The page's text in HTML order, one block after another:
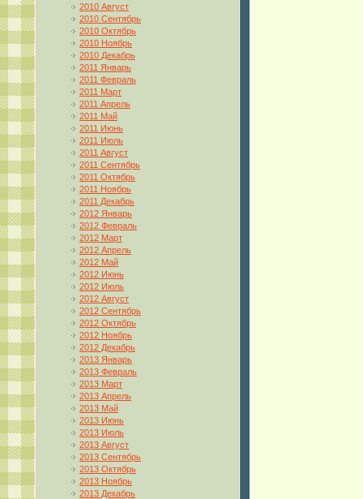
2010 Август
2010 Сентябрь
2010 Октябрь
2010 Ноябрь
2010 Декабрь
2011 Январь
2011 Февраль
2011 Март
2011 Апрель
2011 Май
2011 Июнь
2011 Июль
2011 Август
2011 Сентябрь
2011 Октябрь
2011 Ноябрь
2011 Декабрь
2012 Январь
2012 Февраль
2012 Март
2012 Апрель
2012 Май
2012 Июнь
2012 Июль
2012 Август
2012 Сентябрь
2012 Октябрь
2012 Ноябрь
2012 Декабрь
2013 Январь
2013 Февраль
2013 Март
2013 Апрель
2013 Май
2013 Июнь
2013 Июль
2013 Август
2013 Сентябрь
2013 Октябрь
2013 Ноябрь
2013 Декабрь